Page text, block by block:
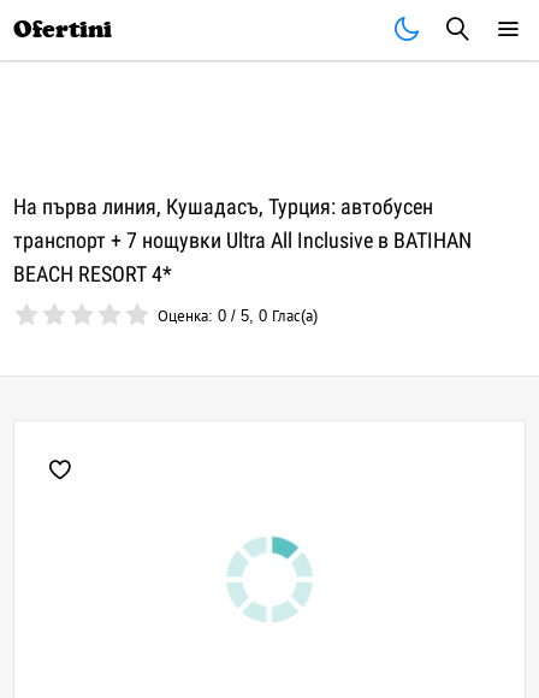
Ofertini
На първа линия, Кушадасъ, Турция: автобусен
транспорт + 7 нощувки Ultra All Inclusive в BATIHAN
BEACH RESORT 4*
Оценка:0 /5,0 Глас(а)